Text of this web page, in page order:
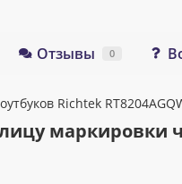
Отзывы 0
Richtek
маркировки